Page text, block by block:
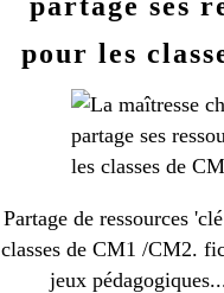
pour les
Partage de ressources
classes de CM1 /CM2.
jeux